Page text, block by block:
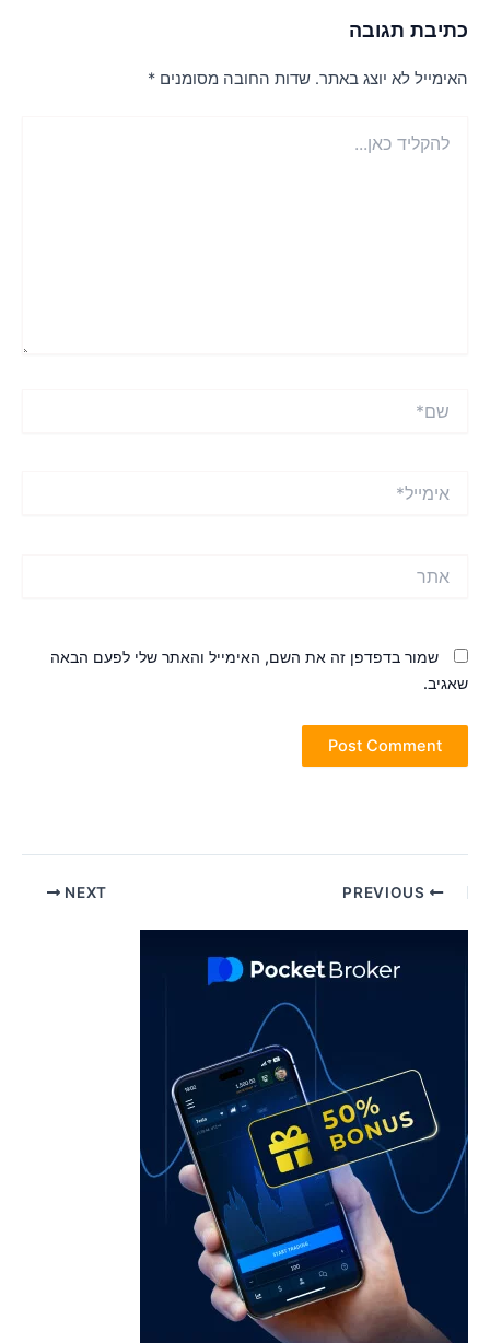
תגובה
לא יוצג באתר. שדות החובה מסומנים*
שמור בדפדפן זה את השם, האימייל והאתר שלי לפעם הבאה
NEXT